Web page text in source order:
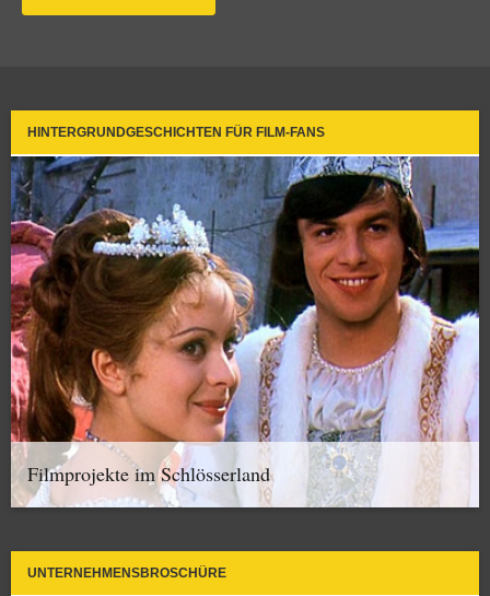
HINTERGRUNDGESCHICHTEN FÜR FILM-FANS
Filmprojekte im Schlösserland
UNTERNEHMENSBROSCHÜRE